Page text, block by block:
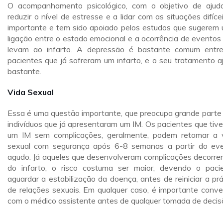
O acompanhamento psicológico, com o objetivo de
reduzir o nível de estresse e a lidar com as situações
importante e tem sido apoiado pelos estudos que sugerem
ligação entre o estado emocional e a ocorrência de eventos
levam ao infarto. A depressão é bastante comum
pacientes que já sofreram um infarto, e o seu tratamento
bastante.
Vida Sexual
Essa é uma questão importante, que preocupa grande
indivíduos que já apresentaram um IM. Os pacientes que
um IM sem complicações, geralmente, podem retomar a
sexual com segurança após 6-8 semanas a partir do
agudo. Já aqueles que desenvolveram complicações
do infarto, o risco costuma ser maior, devendo o
aguardar a estabilização da doença, antes de reiniciar a
de relações sexuais. Em qualquer caso, é importante
com o médico assistente antes de qualquer tomada de